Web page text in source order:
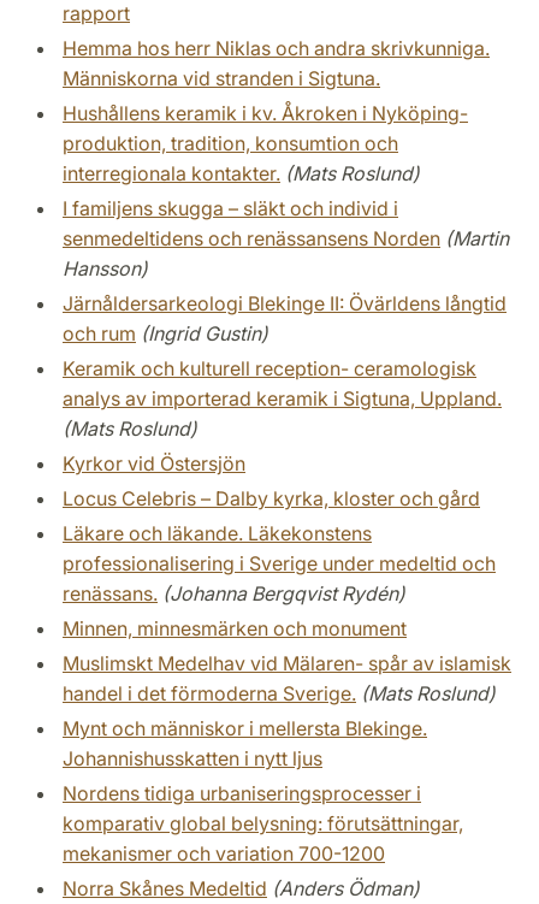
rapport
Hemma hos herr Niklas och andra skrivkunniga.
Människorna vid stranden i Sigtuna.
Hushållens keramik i kv. Åkroken i Nyköping-
produktion, tradition, konsumtion och
interregionala kontakter. (Mats Roslund)
I familjens skugga – släkt och individ i
senmedeltidens och renässansens Norden (Martin
Hansson)
Järnåldersarkeologi Blekinge II: Övärldens långtid
och rum (Ingrid Gustin)
Keramik och kulturell reception- ceramologisk
analys av importerad keramik i Sigtuna, Uppland.
(Mats Roslund)
Kyrkor vid Östersjön
Locus Celebris – Dalby kyrka, kloster och gård
Läkare och läkande. Läkekonstens
professionalisering i Sverige under medeltid och
renässans. (Johanna Bergqvist Rydén)
Minnen, minnesmärken och monument
Muslimskt Medelhav vid Mälaren- spår av islamisk
handel i det förmoderna Sverige. (Mats Roslund)
Mynt och människor i mellersta Blekinge.
Johannishusskatten i nytt ljus
Nordens tidiga urbaniseringsprocesser i
komparativ global belysning: förutsättningar,
mekanismer och variation 700-1200
Norra Skånes Medeltid (Anders Ödman)